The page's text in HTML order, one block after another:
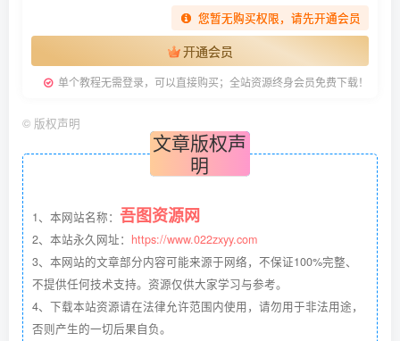
您暂无购买权限，请先开通会员
开通会员
单个教程无需登录，可以直接购买；全站资源终身会员免费下载！
© 版权声明
文章版权声
明
1、本网站名称： 吾图资源网
2、本站永久网址： https://www.022zxyy.com
3、本网站的文章部分内容可能来源于网络，不保证100%完整、
不提供任何技术支持。资源仅供大家学习与参考。
4、下载本站资源请在法律允许范围内使用，请勿用于非法用途，
否则产生的一切后果自负。